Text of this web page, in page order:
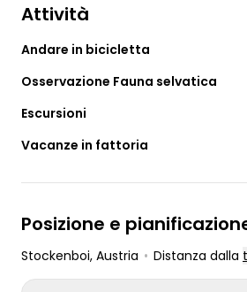
Attività
Andare in bicicletta
Osservazione Fauna selvatica
Escursioni
Vacanze in fattoria
Posizione e
Stockenboi, Austria • Distanza dalla